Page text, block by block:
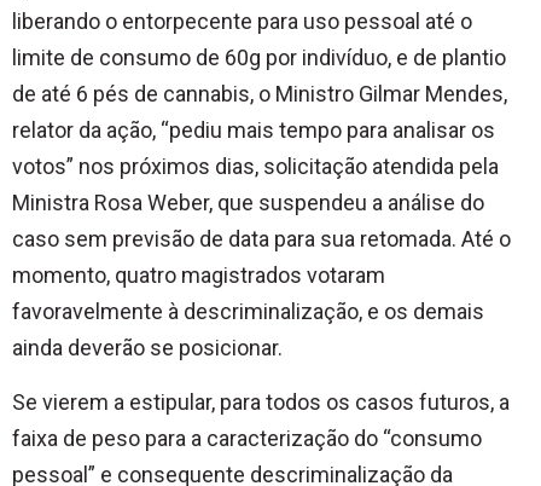
liberando o entorpecente para uso pessoal até o
limite de consumo de 60g por indivíduo, e de plantio
de até 6 pés de cannabis, o Ministro Gilmar Mendes,
relator da ação, “pediu mais tempo para analisar os
votos” nos próximos dias, solicitação atendida pela
Ministra Rosa Weber, que suspendeu a análise do
caso sem previsão de data para sua retomada. Até o
momento, quatro magistrados votaram
favoravelmente à descriminalização, e os demais
ainda deverão se posicionar.
Se vierem a estipular, para todos os casos futuros, a
faixa de peso para a caracterização do “consumo
pessoal” e consequente descriminalização da